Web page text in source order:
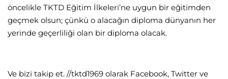
öncelikle TKTD Eğitim İlkeleri’ne uygun bir eğitimden
geçmek olsun; çünkü o alacağın diploma dünyanın her
yerinde geçerliliği olan bir diploma olacak.
Ve bizi takip et. //tktd1969 olarak Facebook, Twitter ve